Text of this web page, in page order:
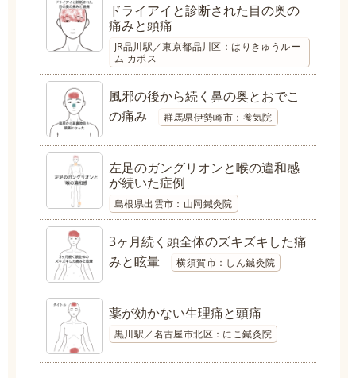
ドライアイと診断された目の奥の
痛みと頭痛
JR品川駅／東京都品川区：はりきゅうルー
ム カポス
風邪の後から続く鼻の奥とおでこ
の痛み
群馬県伊勢崎市：養気院
左足のガングリオンと喉の違和感
が続いた症例
島根県出雲市：山岡鍼灸院
3ヶ月続く頭全体のズキズキした痛
みと眩暈
横須賀市：しん鍼灸院
薬が効かない生理痛と頭痛
黒川駅／名古屋市北区：にこ鍼灸院